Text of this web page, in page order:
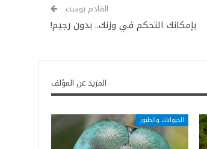
القادم بوست
بإمكانك التحكم في وزنك.. بدون رجيم!
المزيد عن المؤلف
الحيوانات والطيور